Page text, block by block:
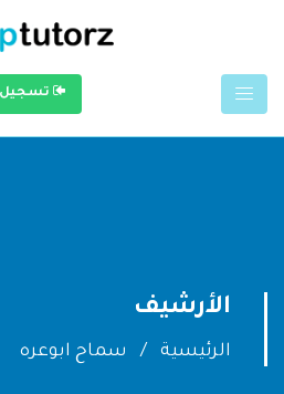
تسجيل
الأرشيف
الرئيسية سماح ابوعره